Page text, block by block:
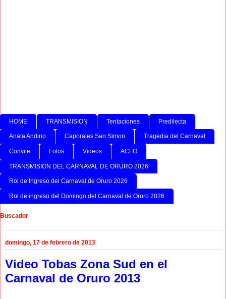
HOME TRANSMISION Tentaciones Predilecta
Anata Andino Caporales San Simon Tragedia del Carnaval
Convite Fotos Videos ACFO
TRANSMISION DEL CARNAVAL DE ORURO 2026
Rol de Ingreso del Carnaval de Oruro 2026
Rol de ingreso del Domingo del Carnaval de Oruro 2026
Buscador
domingo, 17 de febrero de 2013
Video Tobas Zona Sud en el
Carnaval de Oruro 2013